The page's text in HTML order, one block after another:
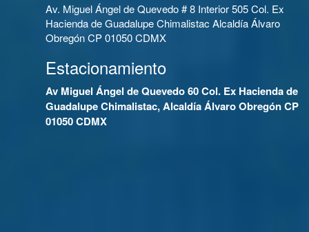
Av. Miguel Ángel de Quevedo # 8 Interior 505 Col. Ex
Hacienda de Guadalupe Chimalistac Alcaldía Álvaro
Obregón CP 01050 CDMX
Estacionamiento
Av Miguel Ángel de Quevedo 60 Col. Ex Hacienda de
Guadalupe Chimalistac, Alcaldía Álvaro Obregón CP
01050 CDMX